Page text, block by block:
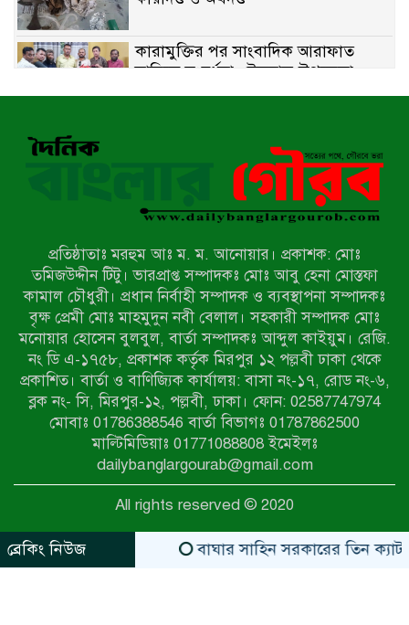
কারামুক্তির পর সাংবাদিক আরাফাত
সানিকে সংবর্ধনা, টেকনাফ উপজেলা
প্রেসক্লাবের ফুলেল শুভেচ্ছা
মিয়ানমারের সীমান্তে স্থলমাইন বিস্ফোরণ:
উখিয়ার এক যুবকের পা বিচ্ছিন্ন
৭ম শ্রেণি পড়ুয়া কন্যাকে উত্ত্যক্ত করার
প্রতিবাদ করায় পিতাকে কু*পি*য়ে
জ*খ*ম…!!
জুলাই গণঅভ্যুত্থান দিবস-২০২৬ উপলক্ষে
নীলফামারীতে শহিদদের স্মরণে দোয়া
মাহফিল ও আলোচনা সভা অনুষ্ঠিত
বেলকুচিতে বজ্রপাতে শিক্ষার্থীর মৃত্যু
বেলকুচিতে গণঅভ্যুত্থান দিবসে ইসলামী
আন্দোলনের গণমিছিল ও গণহত্যার
বিচারের দাবি
প্রতিষ্ঠাতাঃ মরহুম আঃ ম. ম. আনোয়ার। প্রকাশক: মোঃ
তমিজউদ্দীন টিটু। ভারপ্রাপ্ত সম্পাদকঃ মোঃ আবু হেনা মোস্তফা
কামাল চৌধুরী। প্রধান নির্বাহী সম্পাদক ও ব্যবস্থাপনা সম্পাদকঃ
বৃক্ষ প্রেমী মোঃ মাহমুদুন নবী বেলাল। সহকারী সম্পাদক মোঃ
মনোয়ার হোসেন বুলবুল, বার্তা সম্পাদকঃ আব্দুল কাইয়ুম। রেজি.
নং ডি এ-১৭৫৮, প্রকাশক কর্তৃক মিরপুর ১২ পল্লবী ঢাকা থেকে
প্রকাশিত। বার্তা ও বাণিজ্যিক কার্যালয়: বাসা নং-১৭, রোড নং-৬,
ব্লক নং- সি, মিরপুর-১২, পল্লবী, ঢাকা। ফোন: 02587747974
মোবাঃ 01786388546 বার্তা বিভাগঃ 01787862500
মাল্টিমিডিয়াঃ 01771088808 ইমেইলঃ
dailybanglargourab@gmail.com
All rights reserved © 2020
ব্রেকিং নিউজ
বাঘার সাহিন সরকারের তিন